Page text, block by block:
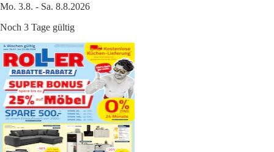
Mo. 3.8. - Sa. 8.8.2026
Noch 3 Tage gültig